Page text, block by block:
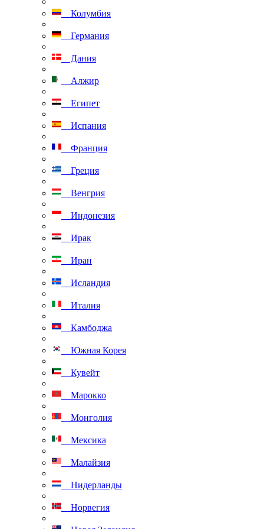
Колумбия
Германия
Дания
Алжир
Египет
Испания
Франция
Греция
Венгрия
Индонезия
Ирак
Иран
Исландия
Италия
Камбоджа
Южная Корея
Кувейт
Марокко
Монголия
Мексика
Малайзия
Нидерланды
Норвегия